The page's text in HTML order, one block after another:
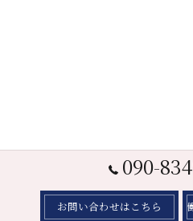
090-
お問い合わせはこちら